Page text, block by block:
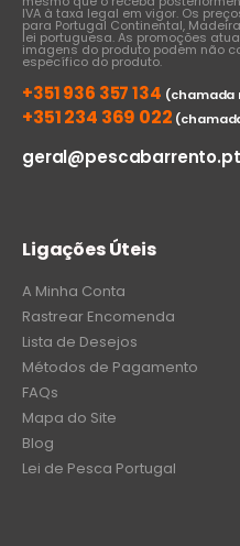
IVA à taxa legal em vigor. Os
para Portugal Continental,
lei portuguesa. As promoções
imagens do produto podem não
específico do produto.
+351 936 357 134 (chamada
+351 234 369 022
geral@pescabarrento.pt
Ligações Úteis
A Minha Conta
Rastrear Encomenda
Lista de Desejos
Métodos de Pagamento
FAQs
Mapa do Site
Blog
Lei de Pesca Portugal